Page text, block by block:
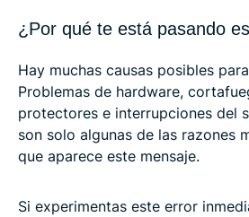
¿Por qué te está pasando
Hay muchas causas posibles
Problemas de hardware,
protectores e interrupciones del
son solo algunas de las razones
que aparece este mensaje.
Si experimentas este error